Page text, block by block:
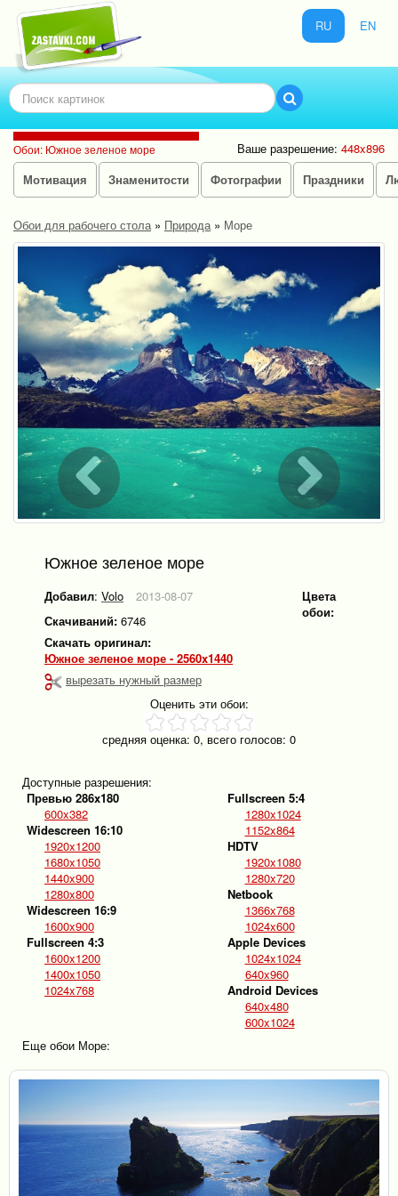
RU EN
Обои: Южное зеленое море Ваше разрешение: 448x896
Мотивация
Знаменитости Фотографии Праздники
Обои для рабочего стола» Природа» Море
Южное зеленое море
Добавил: Volo
2013-08-07
Скачиваний: 6746
Скачать оригинал:
Южное зеленое море - 2560x1440
вырезать нужный размер
Цвета
обои:
Оценить эти обои:
средняя оценка: 0, всего голосов: 0
Доступные разрешения:
Превью 286x180
600x382
Widescreen 16:10
1920x1200
1680x1050
1440x900
1280x800
Widescreen 16:9
1600x900
Fullscreen 4:3
1600x1200
1400x1050
1024x768
Fullscreen 5:4
1280x1024
1152x864
HDTV
1920x1080
1280x720
Netbook
1366x768
1024x600
Apple Devices
1024x1024
640x960
Android Devices
640x480
600x1024
Еще обои Море: